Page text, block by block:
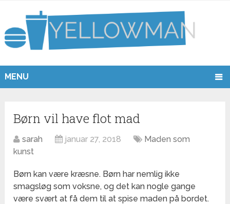
MENU
Børn vil have flot mad
sarah januar 27, 2018
Maden som
kunst
Børn kan være kræsne. Børn har nemlig ikke
smagsløg som voksne, og det kan nogle gange
være svært at få dem til at spise maden på bordet.